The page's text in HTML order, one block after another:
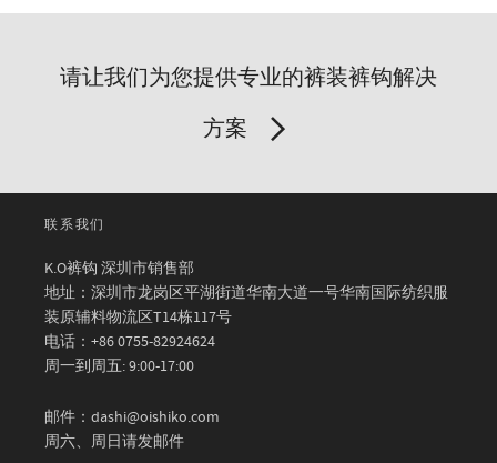
请让我们为您提供专业的裤装裤钩解决
方案
联系我们
K.O裤钩 深圳市销售部
地址：深圳市龙岗区平湖街道华南大道一号华南国际纺织服
装原辅料物流区T14栋117号
电话：+86 0755-82924624
周一到周五: 9:00-17:00
邮件：dashi@oishiko.com
周六、周日请发邮件